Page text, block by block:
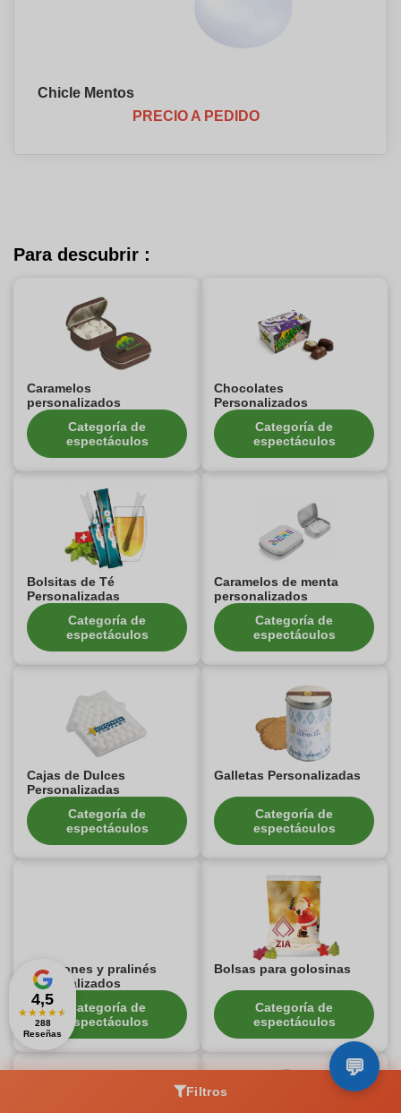
Chicle Mentos
PRECIO A PEDIDO
Para descubrir :
Caramelos
personalizados
Categoría de
espectáculos
Chocolates
Personalizados
Categoría de
espectáculos
Bolsitas de Té
Personalizadas
Categoría de
espectáculos
Caramelos de menta
personalizados
Categoría de
espectáculos
Cajas de Dulces
Personalizadas
Categoría de
espectáculos
Galletas Personalizadas
Categoría de
espectáculos
Bombones y pralinés
personalizados
Categoría de
espectáculos
Bolsas para golosinas
Categoría de
espectáculos
Filtros
4,5
★★★★★
288
Reseñas